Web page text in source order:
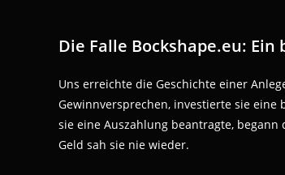
Die Falle Bockshape.eu:
Uns erreichte die Geschichte einer
Gewinnversprechen, investierte sie eine
sie eine Auszahlung beantragte,
Geld sah sie nie wieder.